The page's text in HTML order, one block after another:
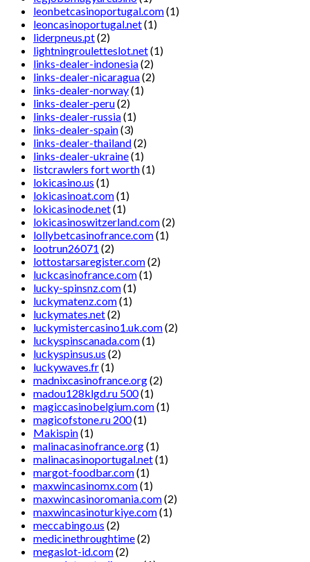
leonbetcasinoportugal.com(1)
leoncasinoportugal.net(1)
liderpneus.pt(2)
lightningrouletteslot.net(1)
links-dealer-indonesia(2)
links-dealer-nicaragua(2)
links-dealer-norway(1)
links-dealer-peru(2)
links-dealer-russia(1)
links-dealer-spain(3)
links-dealer-thailand(2)
links-dealer-ukraine(1)
listcrawlers fort worth(1)
lokicasino.us (1)
lokicasinoat.com(1)
lokicasinode.net(1)
lokicasinoswitzerland.com(2)
lollybetcasinofrance.com(1)
lootrun26071 (2)
lottostarsaregister.com(2)
luckcasinofrance.com(1)
lucky-spinsnz.com(1)
luckymatenz.com(1)
luckymates.net(2)
luckymistercasino1.uk.com(2)
luckyspinscanada.com(1)
luckyspinsus.us (2)
luckywaves.fr(1)
madnixcasinofrance.org(2)
madou128klgd.ru 500(1)
magiccasinobelgium.com(1)
magicofstone.ru 200(1)
Makispin(1)
malinacasinofrance.org(1)
malinacasinoportugal.net(1)
margot-foodbar.com(1)
maxwincasinomx.com(1)
maxwincasinoromania.com(2)
maxwincasinoturkiye.com(1)
meccabingo.us (2)
medicinethroughtime(2)
megaslot-id.com(2)